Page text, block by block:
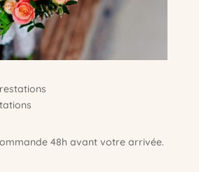
48h avant votre arrivée.